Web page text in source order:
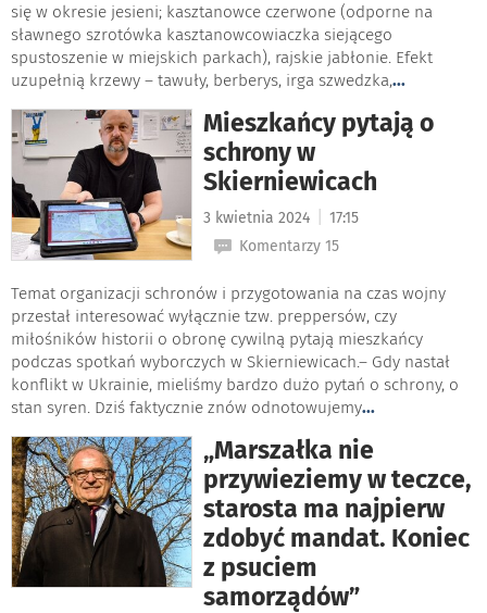
się w okresie jesieni; kasztanowce czerwone (odporne na
sławnego szrotówka kasztanowcowiaczka siejącego
spustoszenie w miejskich parkach), rajskie jabłonie. Efekt
uzupełnią krzewy – tawuły, berberys, irga szwedzka,...
Mieszkańcy pytają o
schrony w
Skierniewicach
3 kwietnia 2024
17:15
Komentarzy 15
Temat organizacji schronów i przygotowania na czas wojny
przestał interesować wyłącznie tzw. preppersów, czy
miłośników historii o obronę cywilną pytają mieszkańcy
podczas spotkań wyborczych w Skierniewicach.– Gdy nastał
konflikt w Ukrainie, mieliśmy bardzo dużo pytań o schrony, o
stan syren. Dziś faktycznie znów odnotowujemy...
„Marszałka nie
przywieziemy w teczce,
starosta ma najpierw
zdobyć mandat. Koniec
z psuciem
samorządów”